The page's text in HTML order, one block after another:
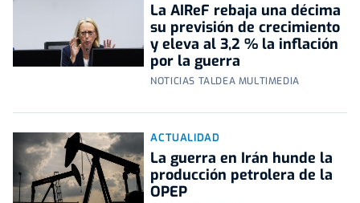
La AIReF rebaja una décima
su previsión de crecimiento
y eleva al 3,2 % la inflación
por la guerra
NOTICIAS TALDEA MULTIMEDIA
ACTUALIDAD
La guerra en Irán hunde la
producción petrolera de la
OPEP